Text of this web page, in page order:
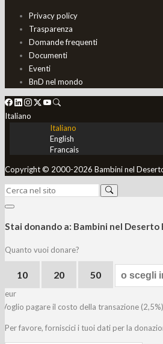
Privacy policy
Trasparenza
Domande frequenti
Documenti
Eventi
BnD nel mondo
Italiano
Italiano
English
Francais
Copyright © 2000-2026 Bambini nel
Stai donando a: Bambini nel Deserto
Quanto vuoi donare?
10 20 50
eur
Voglio pagare il costo della transazione
Per favore, forniscici i tuoi dati per la